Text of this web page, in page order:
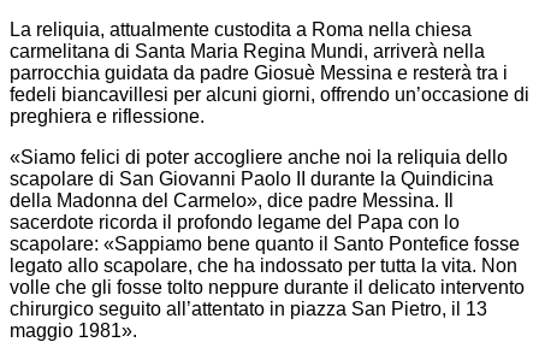
La reliquia, attualmente custodita a Roma nella chiesa
carmelitana di Santa Maria Regina Mundi, arriverà nella
parrocchia guidata da padre Giosuè Messina e resterà tra i
fedeli biancavillesi per alcuni giorni, offrendo un’occasione di
preghiera e riflessione.
«Siamo felici di poter accogliere anche noi la reliquia dello
scapolare di San Giovanni Paolo II durante la Quindicina
della Madonna del Carmelo», dice padre Messina. Il
sacerdote ricorda il profondo legame del Papa con lo
scapolare: «Sappiamo bene quanto il Santo Pontefice fosse
legato allo scapolare, che ha indossato per tutta la vita. Non
volle che gli fosse tolto neppure durante il delicato intervento
chirurgico seguito all’attentato in piazza San Pietro, il 13
maggio 1981».